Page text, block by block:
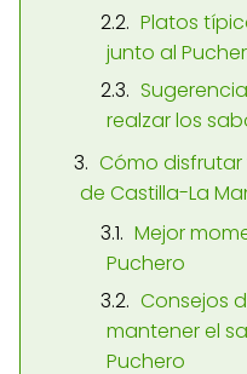
Platos
junto al
realzar los
Cómo disfrutar
de Castilla-La
Mejor
Puchero
Consejos
mantener el
Puchero